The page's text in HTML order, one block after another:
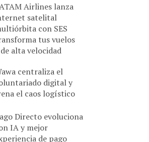
Airlines lanza
satelital
con SES
tus vuelos
alta velocidad
centraliza el
digital y
el caos logístico
Directo evoluciona
IA y mejor
de pago